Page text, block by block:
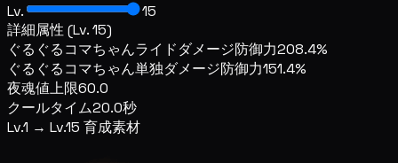
Lv.
15
詳細属性 (Lv. 15)
ぐるぐるコマちゃんライドダメージ防御力208.4%
ぐるぐるコマちゃん単独ダメージ防御力151.4%
夜魂値上限60.0
クールタイム20.0秒
Lv.1 → Lv.15 育成素材